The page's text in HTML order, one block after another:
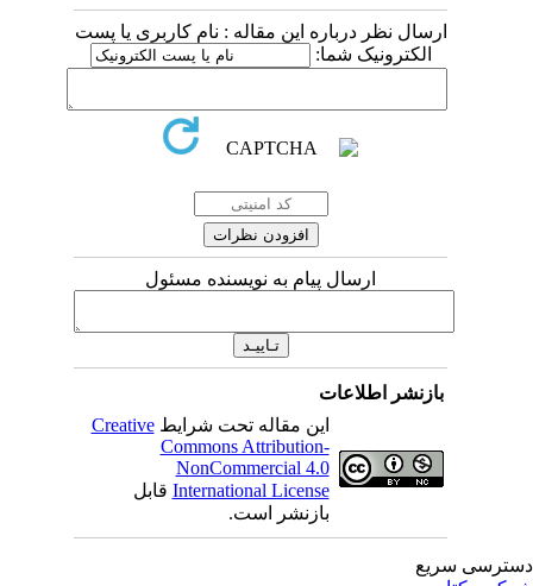
ارسال نظر درباره این مقاله : نام کاربری یا پست
الکترونیک شما:
ارسال پیام به نویسنده مسئول
بازنشر اطلاعات
این مقاله تحت شرایطCreative
Commons Attribution-
NonCommercial 4.0
International Licenseقابل
بازنشر است.
سریع